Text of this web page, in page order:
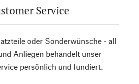
Service
oder Sonderwünsche - all
Anliegen behandelt unser
persönlich und fundiert.